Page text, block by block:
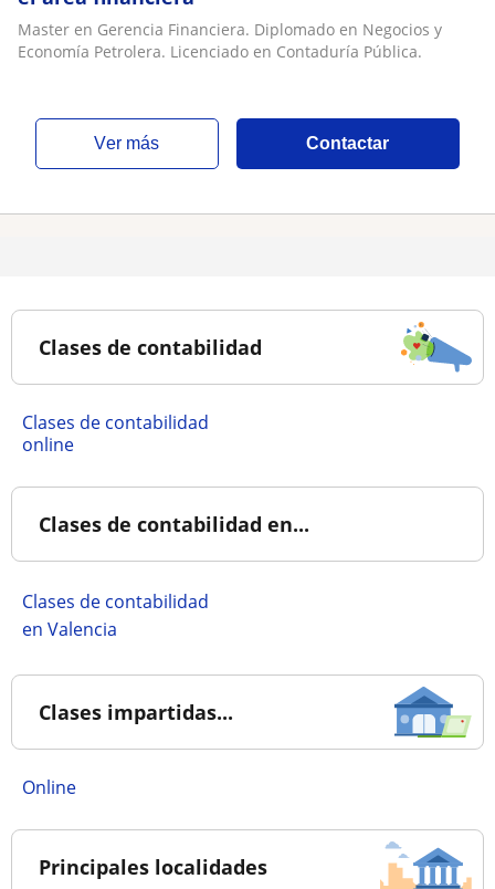
Master en Gerencia Financiera. Diplomado en Negocios y
Economía Petrolera. Licenciado en Contaduría Pública.
ver más Contactar
Clases de contabilidad
Clases de contabilidad
online
Clases de contabilidad en...
Clases de contabilidad
en Valencia
Clases impartidas...
online
Principales localidades